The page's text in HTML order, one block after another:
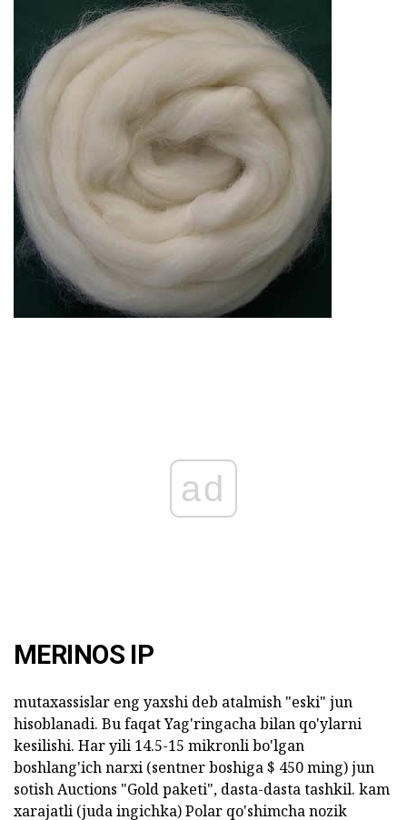
ad
MERINOS IP
mutaxassislar eng yaxshi deb atalmish "eski" jun
hisoblanadi. Bu faqat Yag'ringacha bilan qo'ylarni
kesilishi. Har yili 14.5-15 mikronli bo'lgan
boshlang'ich narxi (sentner boshiga $ 450 ming) jun
sotish Auctions "Gold paketi", dasta-dasta tashkil. kam
xarajatli (juda ingichka) Polar qo'shimcha nozik